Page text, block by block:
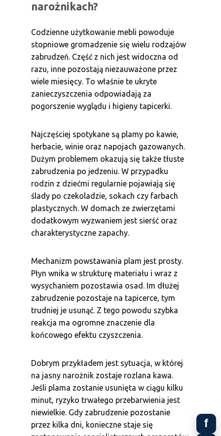
narożnikach?
Codzienne użytkowanie mebli powoduje
stopniowe gromadzenie się wielu rodzajów
zabrudzeń. Część z nich jest widoczna od
razu, inne pozostają niezauważone przez
wiele miesięcy. To właśnie te ukryte
zanieczyszczenia odpowiadają za
pogorszenie wyglądu i higieny tapicerki.
Najczęściej spotykane są plamy po kawie,
herbacie, winie oraz napojach gazowanych.
Dużym problemem okazują się także tłuste
zabrudzenia po jedzeniu. W przypadku
rodzin z dziećmi regularnie pojawiają się
ślady po czekoladzie, sokach czy farbach
plastycznych. W domach ze zwierzętami
dodatkowym wyzwaniem jest sierść oraz
charakterystyczne zapachy.
Mechanizm powstawania plam jest prosty.
Płyn wnika w strukturę materiału i wraz z
wysychaniem pozostawia osad. Im dłużej
zabrudzenie pozostaje na tapicerce, tym
trudniej je usunąć. Z tego powodu szybka
reakcja ma ogromne znaczenie dla
końcowego efektu czyszczenia.
Dobrym przykładem jest sytuacja, w której
na jasny narożnik zostaje rozlana kawa.
Jeśli plama zostanie usunięta w ciągu kilku
minut, ryzyko trwałego przebarwienia jest
niewielkie. Gdy zabrudzenie pozostanie
przez kilka dni, konieczne staje się
f